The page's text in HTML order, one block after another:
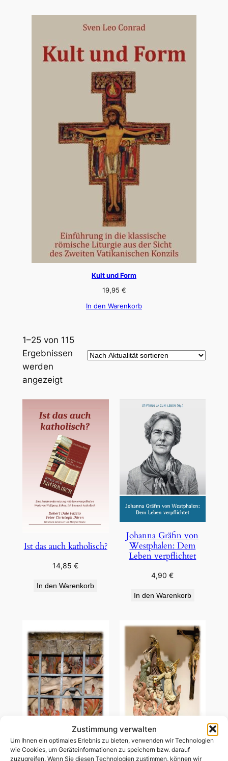
Zustimmung verwalten
Um Ihnen ein optimales Erlebnis zu bieten, verwenden wir Technologien
wie Cookies, um Geräteinformationen zu speichern bzw. darauf
zuzugreifen. Wenn Sie diesen Technologien zustimmen, können wir
Kult und Form
19,95 €
In den Warenkorb
1–25 von 115
Ergebnissen
werden
angezeigtNach
sortiert
Ist das auch katholisch?
14,85€
In den Warenkorb
Johanna Gräfin von
Westphalen: Dem
Leben verpflichtet
4,90€
In den Warenkorb
Ablass-Gebetsbildchen
Ablass-Gebetsbildchen